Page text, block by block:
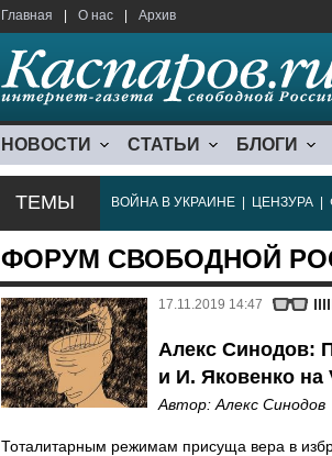
Главная О нас Архив
НОВОСТИ СТАТЬИ БЛОГИ
ТЕМЫ ВОЙНА В УКРАИНЕ ЦЕНЗУРА
ФОРУМ СВОБОДНОЙ
17.11.2019 14:47
Алекс Синодов:
и И. Яковенко
Автор: Алекс Синодов
Тоталитарным режимам присуща вера в